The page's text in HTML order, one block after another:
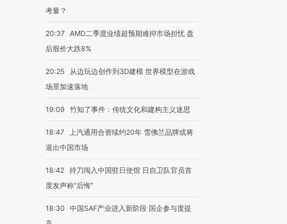
考量？
20:37
AMD二季度业绩超预期难抑市场担忧 盘
后股价大跌8%
20:25
从边玩边创作到3D建模 世界模型在游戏
场景加速落地
19:09 竹知了事件：传统文化和建构主义迷思
18:47
上汽通用合资续约20年 雪佛兰品牌或将
退出中国市场
18:42 持刀闯入中国驻日使馆 日自卫队官员首
度发声称“后悔”
18:30
中国SAF产业进入新阶段 国企参与度提